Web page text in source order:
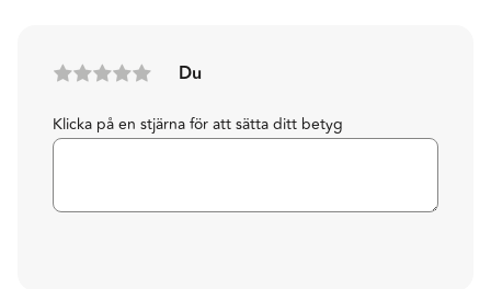
Du
Klicka på en stjärna för att sätta ditt betyg